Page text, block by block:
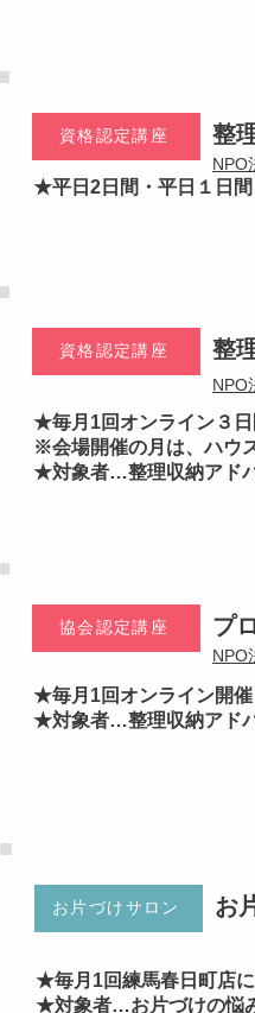
整
NPO
★平日2日間・平日１日間
資格認定講座
整
NPO
★毎月1回オンライン３日
​※会場開催の月は、ハウ
​★対象者…整理収納アド
資格認定講座
プ
NPO
★毎月1回オンライン開催
​★対象者…整理収納アド
協会認定講座
お
★毎月1回練馬春日町店に
​★対象者…お片づけの悩
お片づけサロン